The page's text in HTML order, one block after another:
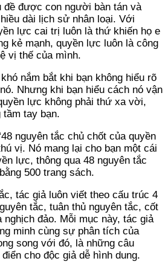
đề được con người bàn tán và
dài lịch sử nhân loại. Với
lực cai trị luôn là thứ khiến họ e
kẻ mạnh, quyền lực luôn là công
vị thế của mình.
nắm bắt khi bạn không hiểu rõ
Nhưng khi bạn hiểu cách nó vận
lực không phải thứ xa vời,
tay bạn.
nguyên tắc chủ chốt của quyền
vị. Nó mang lại cho bạn một cái
lực, thông qua 48 nguyên tắc
500 trang sách.
tác giả luôn viết theo cấu trúc 4
tắc, tuân thủ nguyên tắc, cốt
nghịch đảo. Mỗi mục này, tác giả
minh cùng sự phân tích của
song với đó, là những câu
cho độc giả dễ hình dung.